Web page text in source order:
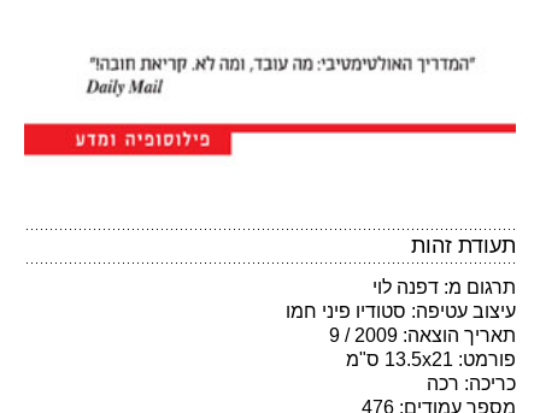
תעודת זהות
תרגום מ: דפנה לוי
עיצוב עטיפה: סטודיו פיני חמו
תאריך הוצאה: 2009 / 9
פורמט: 13.5x21 ס"מ
כריכה: רכה
מספר עמודים: 476